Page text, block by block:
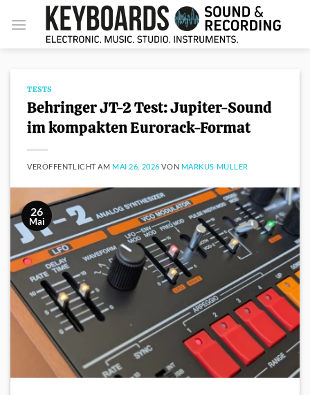
Inhalt
TESTS
Behringer JT-2 Test: Jupiter-Sound
im kompakten Eurorack-Format
VERÖFFENTLICHT AM MAI 26, 2026 VON MARKUS MÜLLER
26
Mai